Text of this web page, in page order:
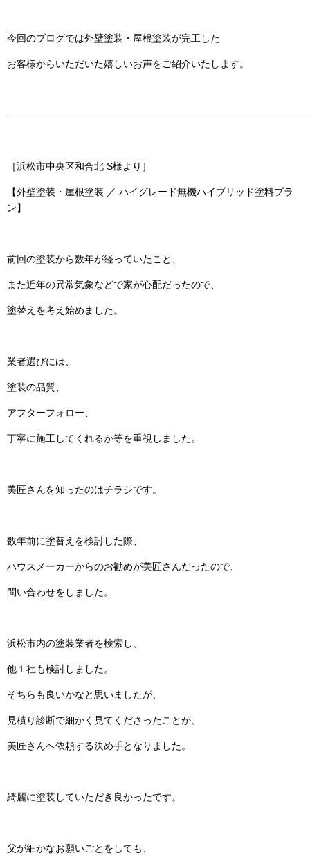
今回のブログでは外壁塗装・屋根塗装が完工した
お客様からいただいた嬉しいお声をご紹介いたします。
［浜松市中央区和合北 S様より］
【外壁塗装・屋根塗装 ／ ハイグレード無機ハイブリッド塗料プラ
ン】
前回の塗装から数年が経っていたこと、
また近年の異常気象などで家が心配だったので、
塗替えを考え始めました。
業者選びには、
塗装の品質、
アフターフォロー、
丁寧に施工してくれるか等を重視しました。
美匠さんを知ったのはチラシです。
数年前に塗替えを検討した際、
ハウスメーカーからのお勧めが美匠さんだったので、
問い合わせをしました。
浜松市内の塗装業者を検索し、
他１社も検討しました。
そちらも良いかなと思いましたが、
見積り診断で細かく見てくださったことが、
美匠さんへ依頼する決め手となりました。
綺麗に塗装していただき良かったです。
父が細かなお願いごとをしても、